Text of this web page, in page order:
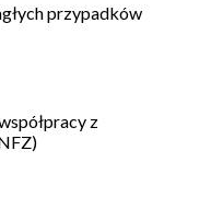
przypadków
z